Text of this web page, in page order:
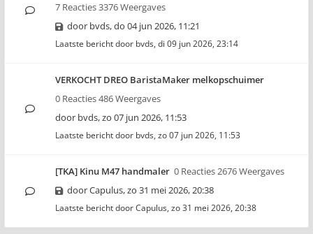
7 Reacties 3376 Weergaves
door bvds,do 04 jun 2026, 11:21
Laatste bericht door bvds, di 09 jun 2026, 23:14
VERKOCHT DREO BaristaMaker melkopschuimer
0 Reacties 486 Weergaves
door bvds,zo 07 jun 2026, 11:53
Laatste bericht door bvds, zo 07 jun 2026, 11:53
[TKA] Kinu M47 handmaler 0 Reacties 2676 Weergaves
doorCapulus,zo 31 mei 2026, 20:38
Laatste bericht doorCapulus, zo 31 mei 2026, 20:38